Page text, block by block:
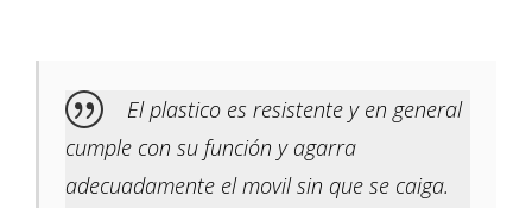
El plastico es resistente y en general
cumple con su función y agarra
adecuadamente el movil sin que se caiga.